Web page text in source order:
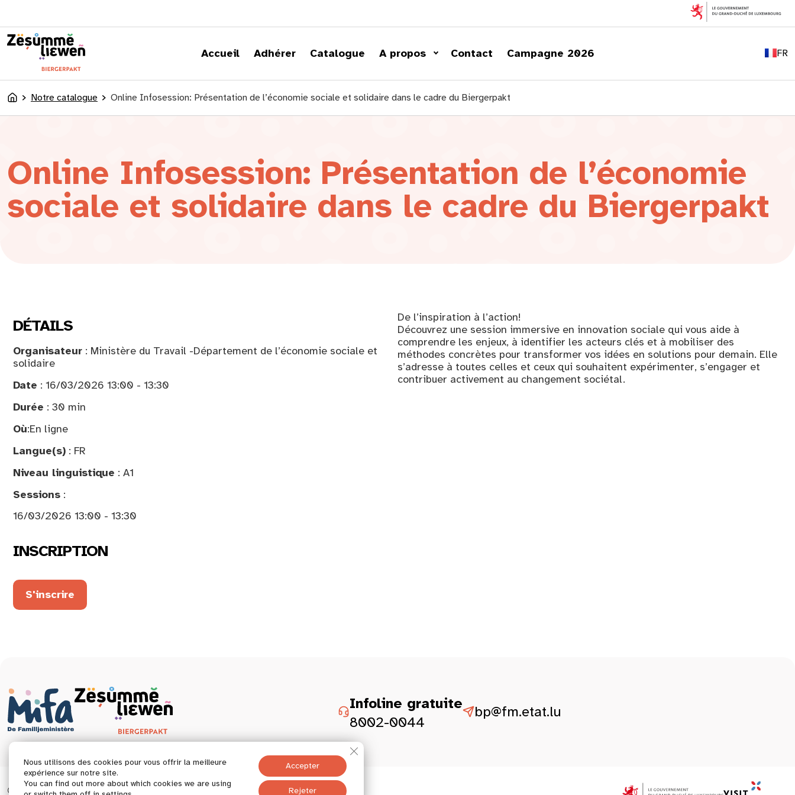
Accueil Adhérer Catalogue A propos Contact Campagne 2026 FR
EN
LU
AccueilNotre catalogue Online Infosession: Présentation de l’économie sociale et solidaire dans le cadre du Biergerpakt
Online Infosession: Présentation de l’économie
sociale et solidaire dans le cadre du Biergerpakt
DÉTAILS
Organisateur : Ministère du Travail -Département de l’économie sociale et
solidaire
Date : 16/03/2026 13:00 - 13:30
Durée : 30 min
Où:En ligne
Langue(s) : FR
Niveau linguistique : A1
Sessions :
16/03/2026 13:00 - 13:30
INSCRIPTION
S'inscrire
De l’inspiration à l’action!
Découvrez une session immersive en innovation sociale qui vous aide à
comprendre les enjeux, à identifier les acteurs clés et à mobiliser des
méthodes concrètes pour transformer vos idées en solutions pour demain. Elle
s’adresse à toutes celles et ceux qui souhaitent expérimenter, s’engager et
contribuer activement au changement sociétal.
Infoline gratuite
8002-0044
bp@fm.etat.lu
© 2026 Tous droits réservés.Déclaration d’accessibilité Mentions légales
Nous utilisons des cookies pour vous offrir la meilleure
expérience sur notre site.
You can find out more about which cookies we are using
Accepter
Rejeter
Fermer la bannière des cookies GDPR